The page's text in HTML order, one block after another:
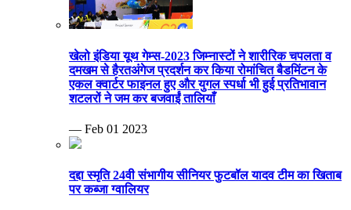
खेलो इंडिया यूथ गेम्स-2023 जिम्नास्टों ने शारीरिक चपलता व
दमखम से हैरतअंगेज प्रदर्शन कर किया रोमांचित बैडमिंटन के
एकल क्वार्टर फाइनल हुए और युगल स्पर्धा भी हुई प्रतिभावान
शटलरों ने जम कर बजवाईं तालियाँ
— Feb 01 2023
दद्दा स्मृति 24वी संभागीय सीनियर फुटबॉल यादव टीम का खिताब
पर कब्जा ग्वालियर